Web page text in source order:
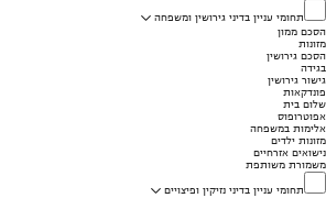
תחומי עניין בדיני גירושין ומשפחה
הסכם ממון
מזונות
הסכם גירושין
בגידה
גישור גירושין
פונדקאות
שלום בית
אפוטרופוס
אלימות במשפחה
מזונות ילדים
נישואים אזרחיים
משמורת משותפת
תחומי עניין בדיני נזיקין ופיצויים